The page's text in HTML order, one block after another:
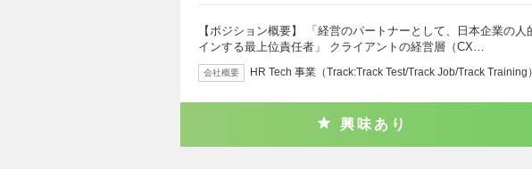
【ポジション概要】 「経営のパートナーとして、日本企業の
インする最上位責任者」 クライアントの経営層（CX…
会社概要 HR Tech 事業（Track:Track Test/Track Job/Track
興味あり